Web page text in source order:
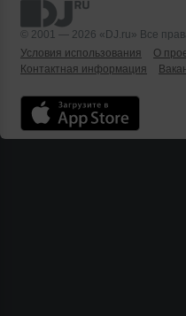
© 2001 — 2026 «DJ.ru» Все
Условия использования
О
Контактная информация